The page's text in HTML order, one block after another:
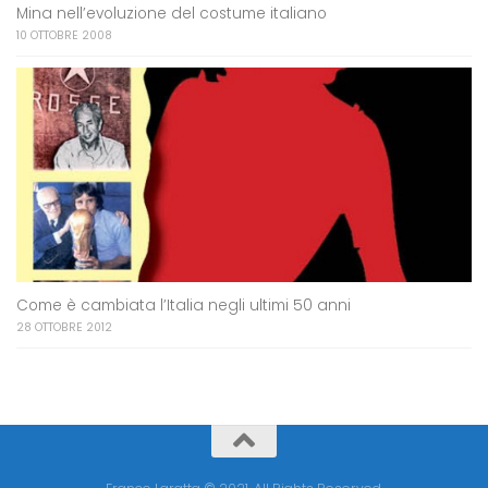
Mina nell’evoluzione del costume italiano
10 OTTOBRE 2008
Come è cambiata l’Italia negli ultimi 50 anni
28 OTTOBRE 2012